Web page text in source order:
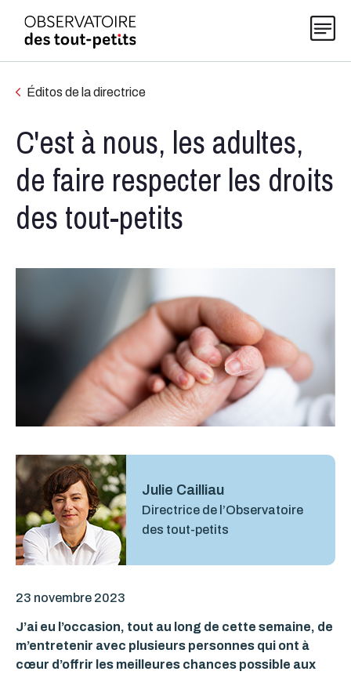
Thématiques
Explorer les données 0-5
Publications
À propos
Éditos de la directrice
C'est à nous, les adultes,
de faire respecter les droits
des tout-petits
Julie Cailliau
Directrice de l’Observatoire
des tout-petits
23 novembre 2023
J’ai eu l’occasion, tout au long de cette semaine, de
m’entretenir avec plusieurs personnes qui ont à
cœur d’offrir les meilleures chances possible aux